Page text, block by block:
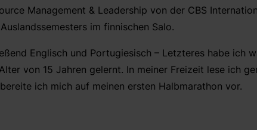
Management & Leadership von der CBS
im finnischen Salo.
Englisch und Portugiesisch – Letzteres habe ich
von 15 Jahren gelernt. In meiner Freizeit lese ich
ich mich auf meinen ersten Halbmarathon vor.